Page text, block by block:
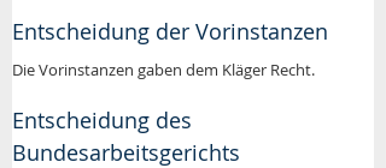
Entscheidung der Vorinstanzen
Die Vorinstanzen gaben dem Kläger Recht.
Entscheidung des
Bundesarbeitsgerichts